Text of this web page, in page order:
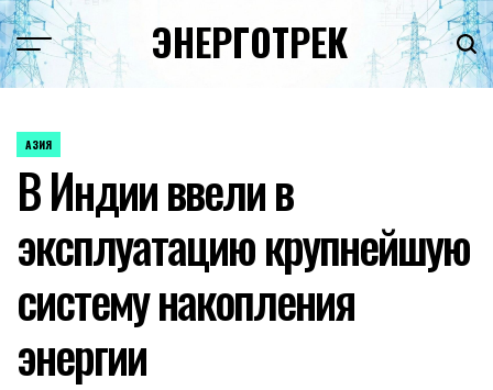
Перейти
к
содержимому
ЭНЕРГОТРЕК
ОПУБЛИКОВАНО
АЗИЯ
В Индии ввели в
эксплуатацию крупнейшую
систему накопления
энергии